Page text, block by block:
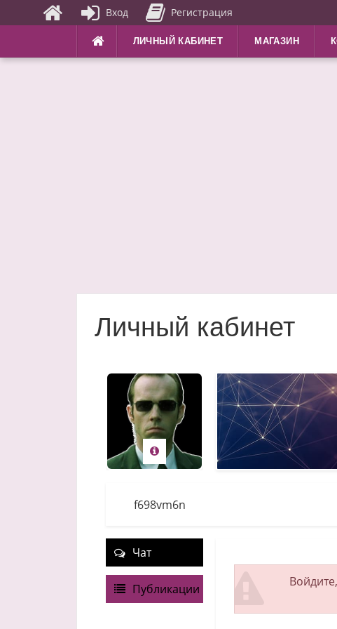
ЛИЧНЫЙ КАБИНЕТ МАГАЗИН
Личный кабинет
f698vm6n
Чат
Публикации
Вход Регистрация